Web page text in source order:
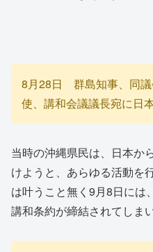
8月28日 群島知事、同議
使、講和会議議長宛に日
当時の沖縄県民は、日本か
けようと、あらゆる活動を
は叶うこと無く9月8日には
講和条約が締結されてしま